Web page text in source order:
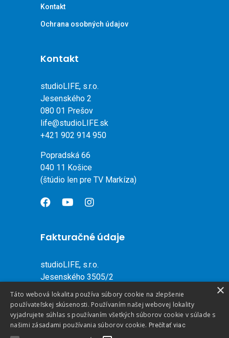
Kontakt
Ochrana osobných údajov
Kontakt
studioLIFE, s.r.o.
Jesenského 2
080 01 Prešov
life@studioLIFE.sk
+421 902 914 950
Popradská 66
040 11 Košice
(štúdio len pre TV Markíza)
Fakturačné údaje
studioLIFE, s.r.o.
Jesenského 3505/2
Slovenská republika
IČO: 36 715 034
×
Táto webová lokalita používa súbory cookie na zlepšenie
používateľskej skúsenosti. Používaním našej webovej lokality
vyjadrujete súhlas s používaním všetkých súborov cookie v súlade s
našimi zásadami používania súborov cookie. Prečítať viac